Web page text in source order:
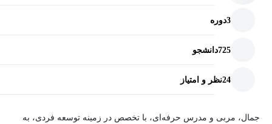
3دوره
725دانشجو
24نظر و امتیاز
جمال، مربی و مدرس حرفه‌ای، با تخصص در زمینه توسعه فردی، به